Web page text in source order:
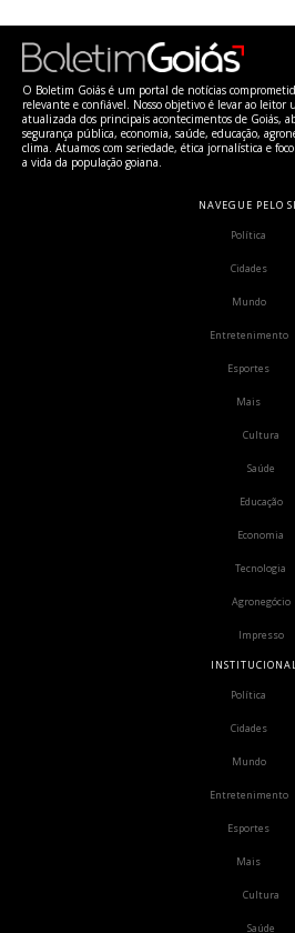
O Boletim Goiás é um portal de notícias
relevante e confiável. Nosso objetivo é levar ao leitor
atualizada dos principais acontecimentos de Goiás,
segurança pública, economia, saúde, educação,
clima. Atuamos com seriedade, ética jornalística e
a vida da população goiana.
NAVEGUE PELO
Política
Cidades
Mundo
Entretenimento
Esportes
Mais
Cultura
Saúde
Educação
Economia
Tecnologia
Agronegócio
Impresso
Política
Cidades
Mundo
Entretenimento
Esportes
Mais
Cultura
Saúde